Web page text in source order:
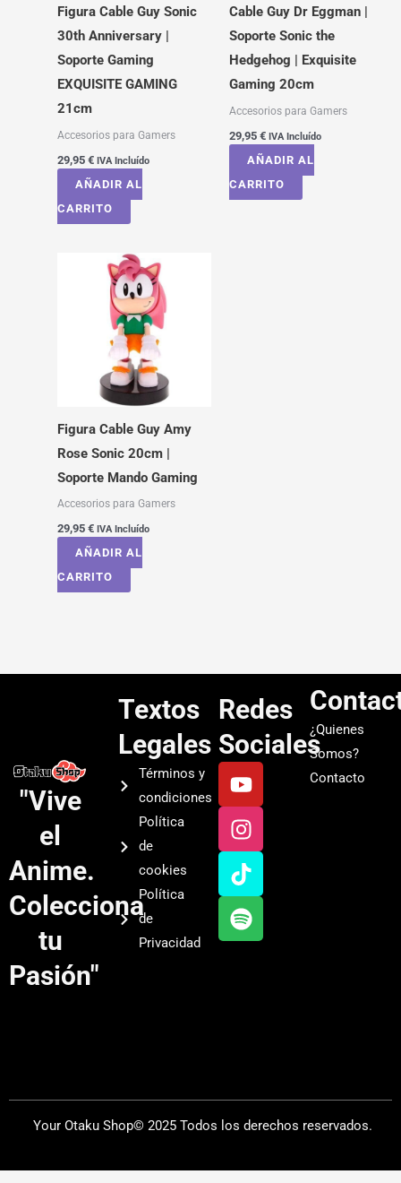
Figura Cable Guy Sonic
30th Anniversary |
Soporte Gaming
EXQUISITE GAMING
21cm
Accesorios para Gamers
29,95 € IVA Incluído
AÑADIR AL
CARRITO
Cable Guy Dr Eggman |
Soporte Sonic the
Hedgehog | Exquisite
Gaming 20cm
Accesorios para Gamers
29,95 € IVA Incluído
AÑADIR AL
CARRITO
Figura Cable Guy Amy
Rose Sonic 20cm |
Soporte Mando Gaming
Accesorios para Gamers
29,95 € IVA Incluído
AÑADIR AL
CARRITO
"Vive
el
Anime.
Colecciona
tu
Pasión"
Textos
Legales
Términos y
condiciones
Política
de
cookies
Política
de
Privacidad
Redes
Sociales
Y
o
u
t
u
b
e
I
n
s
t
a
g
r
a
T
i
k
t
o
k
S
p
o
t
i
f
y
¿Quienes
Somos?
Contacto
Your Otaku Shop© 2025 Todos los derechos reservados.